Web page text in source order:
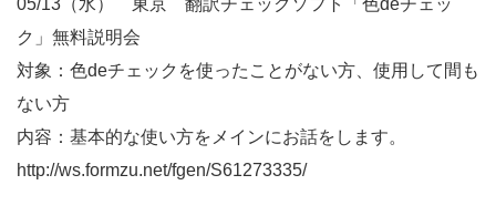
ク」無料説明会
対象：色deチェックを使ったことがない方、使用して間も
ない方
内容：基本的な使い方をメインにお話をします。
http://ws.formzu.net/fgen/S61273335/